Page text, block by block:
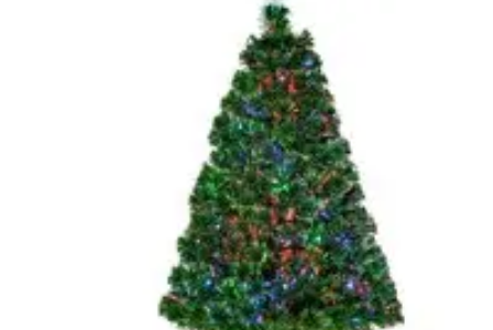
Tendenze Tecnologiche
Innovazione SostenibileTecnologie Emergenti